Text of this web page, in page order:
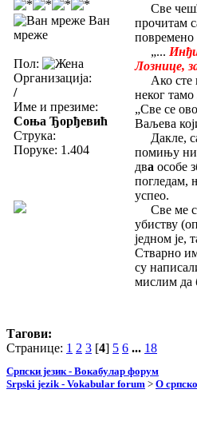
Ван
мреже
Пол:
Организација:
/
Име и презиме:
Соња Ђорђевић
Струка:
Поруке: 1.404
Све
прочитам
повремено
„...
Лознице,
Ако сте
неког тамо
„Све се
Ваљева
Дакле,
помињу ни
два особе
погледам,
успео.
Све ме
убиству
једном је,
Стварно
су
мислим да
Тагови:
Странице: 1 2 3 [4] 5 6 ... 18
Српски језик - Вокабулар форум
Srpski jezik - Vokabular forum > О